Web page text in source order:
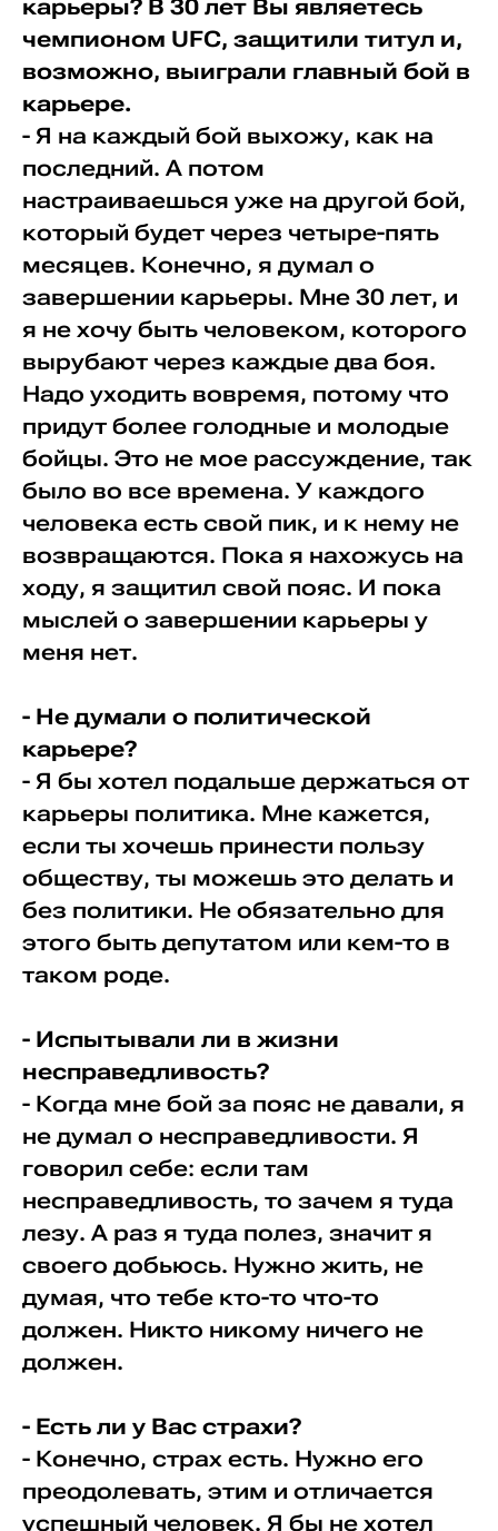
карьеры? В 30 лет Вы являетесь
чемпионом UFC, защитили титул и,
возможно, выиграли главный бой в
карьере.
- Я на каждый бой выхожу, как на
последний. А потом
настраиваешься уже на другой бой,
который будет через четыре-пять
месяцев. Конечно, я думал о
завершении карьеры. Мне 30 лет, и
я не хочу быть человеком, которого
вырубают через каждые два боя.
Надо уходить вовремя, потому что
придут более голодные и молодые
бойцы. Это не мое рассуждение, так
было во все времена. У каждого
человека есть свой пик, и к нему не
возвращаются. Пока я нахожусь на
ходу, я защитил свой пояс. И пока
мыслей о завершении карьеры у
меня нет.
- Не думали о политической
карьере?
- Я бы хотел подальше держаться от
карьеры политика. Мне кажется,
если ты хочешь принести пользу
обществу, ты можешь это делать и
без политики. Не обязательно для
этого быть депутатом или кем-то в
таком роде.
- Испытывали ли в жизни
несправедливость?
- Когда мне бой за пояс не давали, я
не думал о несправедливости. Я
говорил себе: если там
несправедливость, то зачем я туда
лезу. А раз я туда полез, значит я
своего добьюсь. Нужно жить, не
думая, что тебе кто-то что-то
должен. Никто никому ничего не
должен.
- Есть ли у Вас страхи?
- Конечно, страх есть. Нужно его
преодолевать, этим и отличается
успешный человек. Я бы не хотел